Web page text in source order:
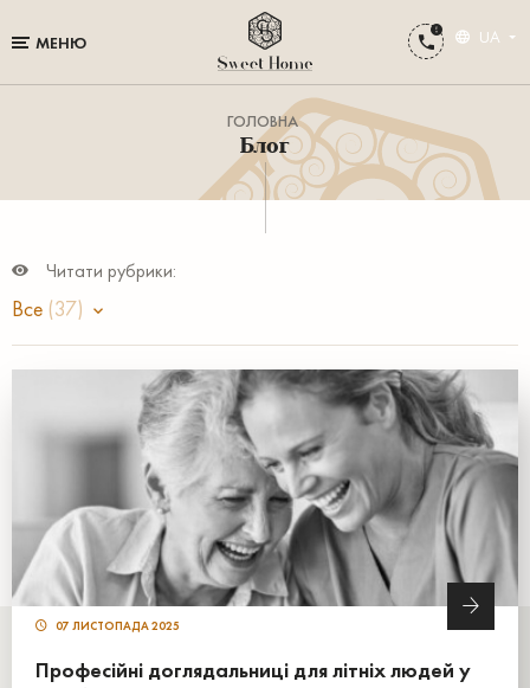
МЕНЮ UA
ГОЛОВНА
Блог
Читати рубрики:
Все (37)
07 ЛИСТОПАДА 2025
Професійні доглядальниці для літніх людей у